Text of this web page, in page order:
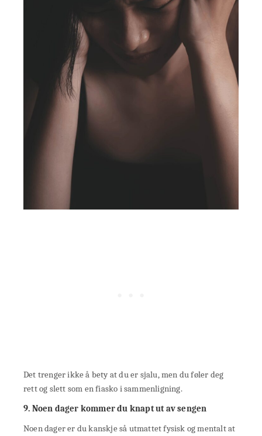
Det trenger ikke å bety at du er sjalu, men du føler deg
rett og slett som en fiasko i sammenligning.
9. Noen dager kommer du knapt ut av sengen
Noen dager er du kanskje så utmattet fysisk og mentalt at